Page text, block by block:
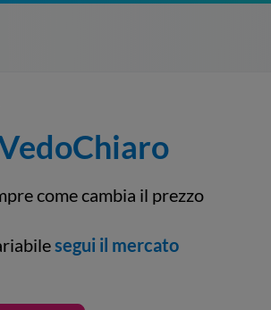
come cambia il prezzo
segui il mercato